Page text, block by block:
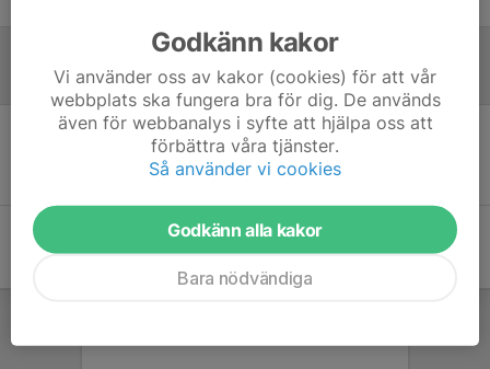
Referat
Inget referat skrivet
Godkänn kakor
Vi använder oss av kakor (cookies) för att vår
webbplats ska fungera bra för dig. De används
även för webbanalys i syfte att hjälpa oss att
förbättra våra tjänster.
Så använder vi cookies
Godkänn alla kakor
Bara nödvändiga